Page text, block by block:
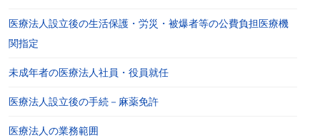
医療法人設立後の生活保護・労災・被爆者等の公費負担医療機
関指定
未成年者の医療法人社員・役員就任
医療法人設立後の手続－麻薬免許
医療法人の業務範囲